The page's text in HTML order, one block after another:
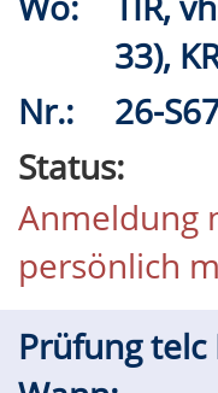
33),
Nr.:
26-
Status:
Anmeldung
persönlich
Prüfung telc